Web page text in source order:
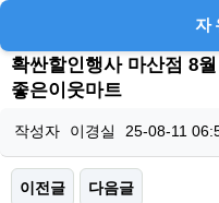
자
확싼할인행사 마산점 8
좋은이웃마트
작성자 이경실 25-08-11
이전글 다음글